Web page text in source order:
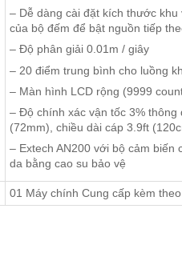
– Dễ dàng cài đặt kích thước
của bộ đếm để bật nguồn tiếp
– Độ phân giải 0.01m / giây
– 20 điểm trung bình cho luồng
– Màn hình LCD rộng (9999
– Độ chính xác vận tốc 3% thông
(72mm), chiều dài cáp 3.9ft
– Extech AN200 với bộ cảm biến
da bằng cao su bảo vệ
01 Máy chính Cung cấp kèm